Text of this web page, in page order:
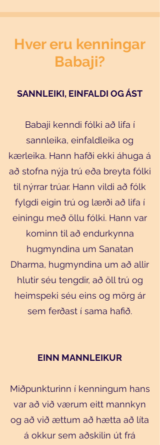
Hver eru kenningar
Babaji?
SANNLEIKI, EINFALDI OG ÁST
Babaji kenndi fólki að lifa í
sannleika, einfaldleika og
kærleika. Hann hafði ekki áhuga á
að stofna nýja trú eða breyta fólki
til nýrrar trúar. Hann vildi að fólk
fylgdi eigin trú og lærði að lifa í
einingu með öllu fólki. Hann var
kominn til að endurkynna
hugmyndina um Sanatan
Dharma, hugmyndina um að allir
hlutir séu tengdir, að öll trú og
heimspeki séu eins og mörg ár
sem ferðast í sama hafið.
EINN MANNLEIKUR
Miðpunkturinn í kenningum hans
var að við værum eitt mannkyn
og að við ættum að hætta að líta
á okkur sem aðskilin út frá